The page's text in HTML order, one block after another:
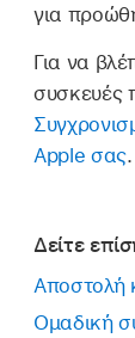
για
Για να
συσκευές
Apple σας.
Δείτε
Αποστολή
Ομαδική